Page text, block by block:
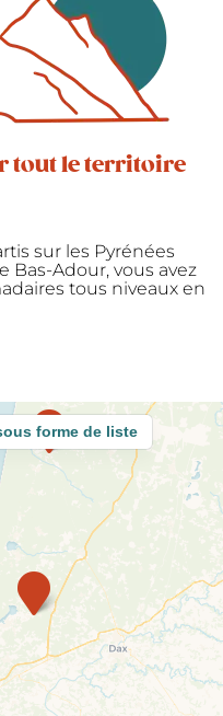
tout le territoire
sur les Pyrénées
Bas-Adour, vous avez
tous niveaux en